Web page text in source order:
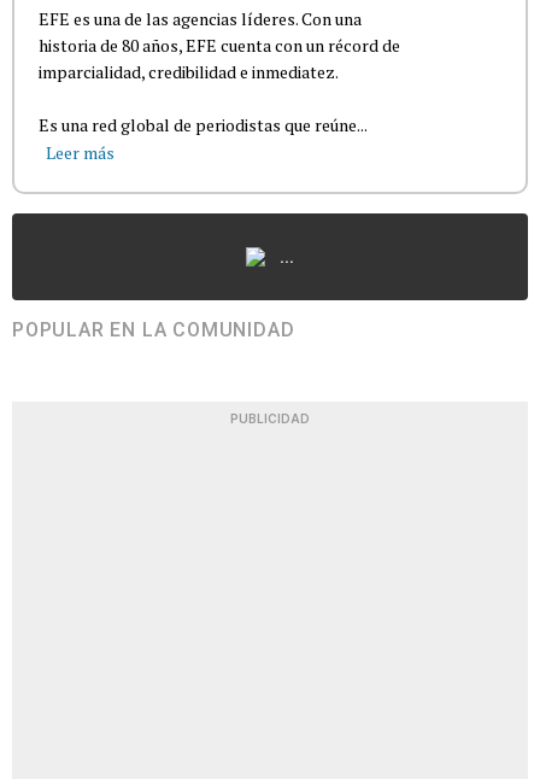
EFE es una de las agencias líderes. Con una
historia de 80 años, EFE cuenta con un récord de
imparcialidad, credibilidad e inmediatez.
Es una red global de periodistas que reúne...
Leer más
...
POPULAR EN LA COMUNIDAD
PUBLICIDAD